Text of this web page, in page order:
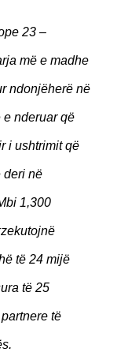
23 –
më e madhe
ndonjëherë në
nderuar që
i ushtrimit që
deri në
1,300
të 24 mijë
të 25
të